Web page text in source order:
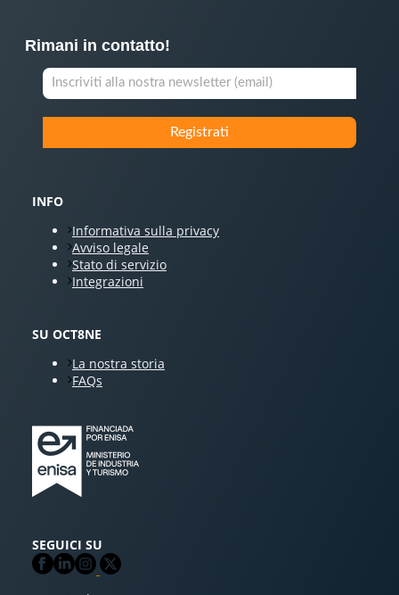
Rimani in contatto!
INFO
Informativa sulla privacy
Avviso legale
Stato di servizio
Integrazioni
SU OCT8NE
La nostra storia
FAQs
SEGUICI SU